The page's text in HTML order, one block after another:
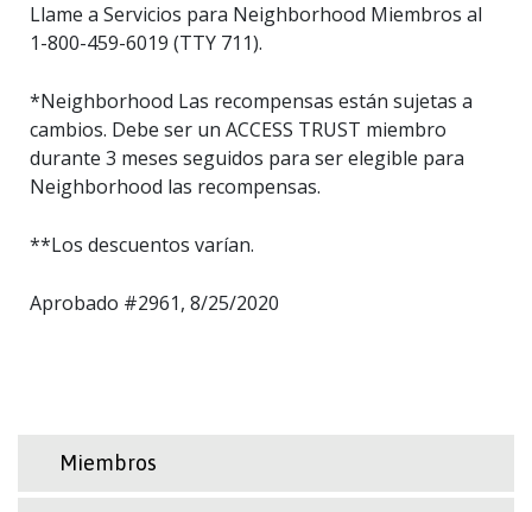
Llame a Servicios para Neighborhood Miembros al
1-800-459-6019 (TTY 711).
*Neighborhood Las recompensas están sujetas a
cambios. Debe ser un ACCESS TRUST miembro
durante 3 meses seguidos para ser elegible para
Neighborhood las recompensas.
**Los descuentos varían.
Aprobado #2961, 8/25/2020
Miembros